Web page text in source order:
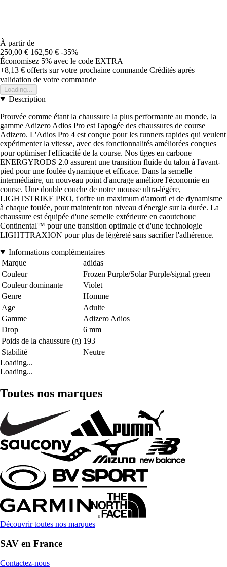
À partir de
250,00 € 162,50 € -35%
Économisez 5% avec le code EXTRA
+8,13 € offerts sur votre prochaine commande Crédités après
validation de votre commande
Loading...
Description
Prouvée comme étant la chaussure la plus performante au monde, la
gamme Adizero Adios Pro est l'apogée des chaussures de course
Adizero. L'Adios Pro 4 est conçue pour les runners rapides qui veulent
expérimenter la vitesse, avec des fonctionnalités améliorées conçues
pour optimiser l'efficacité de la course. Nos tiges en carbone
ENERGYRODS 2.0 assurent une transition fluide du talon à l'avant-
pied pour une foulée dynamique et efficace. Dans la semelle
intermédiaire, un nouveau point d'ancrage améliore l'économie en
course. Une double couche de notre mousse ultra-légère,
LIGHTSTRIKE PRO, t'offre un maximum d'amorti et de dynamisme
à chaque foulée, pour maintenir ton niveau d'énergie sur la durée. La
chaussure est équipée d'une semelle extérieure en caoutchouc
Continental™ pour une transition optimale et d'une technologie
LIGHTTRAXION pour plus de légèreté sans sacrifier l'adhérence.
Informations complémentaires
Marque
adidas
Couleur
Frozen Purple/Solar Purple/signal green
Couleur dominante
Violet
Genre
Homme
Age
Adulte
Gamme
Adizero Adios
Drop
6 mm
Poids de la chaussure (g) 193
Stabilité
Neutre
Loading...
Loading...
Toutes nos marques
Découvrir toutes nos marques
SAV en France
Contactez-nous